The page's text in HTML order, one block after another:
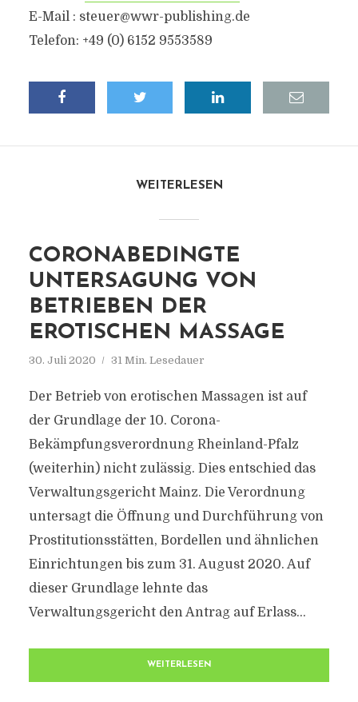
E-Mail : steuer@wwr-publishing.de
Telefon: +49 (0) 6152 9553589
WEITERLESEN
CORONABEDINGTE
UNTERSAGUNG VON
BETRIEBEN DER
EROTISCHEN MASSAGE
30. Juli 2020 31 Min. Lesedauer
Der Betrieb von erotischen Massagen ist auf
der Grundlage der 10. Corona-
Bekämpfungsverordnung Rheinland-Pfalz
(weiterhin) nicht zulässig. Dies entschied das
Verwaltungsgericht Mainz. Die Verordnung
untersagt die Öffnung und Durchführung von
Prostitutionsstätten, Bordellen und ähnlichen
Einrichtungen bis zum 31. August 2020. Auf
dieser Grundlage lehnte das
Verwaltungsgericht den Antrag auf Erlass...
WEITERLESEN